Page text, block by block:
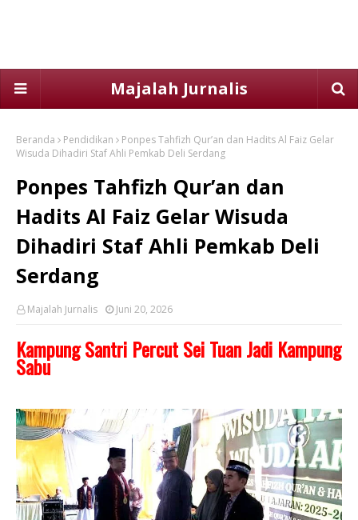
Majalah Jurnalis
Beranda Pendidikan
Ponpes Tahfizh Qur’an dan Hadits Al Faiz Gelar
Wisuda Dihadiri Staf Ahli Pemkab Deli Serdang
Ponpes Tahfizh Qur’an dan
Hadits Al Faiz Gelar Wisuda
Dihadiri Staf Ahli Pemkab Deli
Serdang
Majalah Jurnalis Juni 20, 2026
Kampung Santri Percut Sei Tuan Jadi Kampung
Sabu